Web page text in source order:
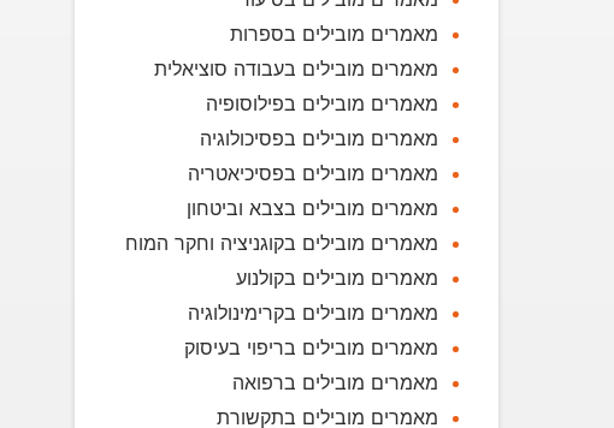
מאמרים מובילים בספרות
מאמרים מובילים בעבודה סוציאלית
מאמרים מובילים בפילוסופיה
מאמרים מובילים בפסיכולוגיה
מאמרים מובילים בפסיכיאטריה
מאמרים מובילים בצבא וביטחון
מאמרים מובילים בקוגניציה וחקר המוח
מאמרים מובילים בקולנוע
מאמרים מובילים בקרימינולוגיה
מאמרים מובילים בריפוי בעיסוק
מאמרים מובילים ברפואה
מאמרים מובילים בתקשורת